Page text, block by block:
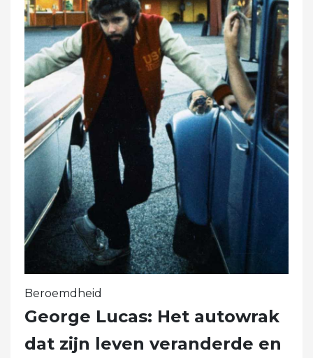
Beroemdheid
George Lucas: Het autowrak
dat zijn leven veranderde en